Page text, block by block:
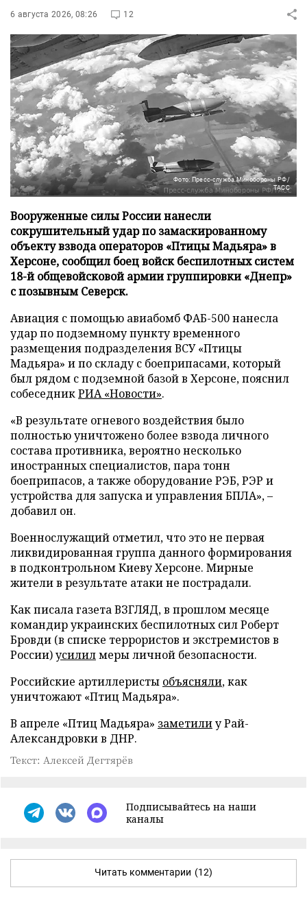
6 августа 2026, 08:26 12
Фото: Пресс-служба Минобороны РФ/
ТАСС
Вооруженные силы России нанесли
сокрушительный удар по замаскированному
объекту взвода операторов «Птицы Мадьяра» в
Херсоне, сообщил боец войск беспилотных систем
18-й общевойсковой армии группировки «Днепр»
с позывным Северск.
Авиация с помощью авиабомб ФАБ-500 нанесла
удар по подземному пункту временного
размещения подразделения ВСУ «Птицы
Мадьяра» и по складу с боеприпасами, который
был рядом с подземной базой в Херсоне, пояснил
собеседникРИА «Новости».
«В результате огневого воздействия было
полностью уничтожено более взвода личного
состава противника, вероятно несколько
иностранных специалистов, пара тонн
боеприпасов, а также оборудование РЭБ, РЭР и
устройства для запуска и управления БПЛА», –
добавил он.
Военнослужащий отметил, что это не первая
ликвидированная группа данного формирования
в подконтрольном Киеву Херсоне. Мирные
жители в результате атаки не пострадали.
Как писала газета ВЗГЛЯД, в прошлом месяце
командир украинских беспилотных сил Роберт
Бровди (в списке террористов и экстремистов в
России)усилилмеры личной безопасности.
Российские артиллеристы объясняли, как
уничтожают «Птиц Мадьяра».
В апреле «Птиц Мадьяра» заметилиу Рай-
Александровки в ДНР.
Текст: Алексей Дегтярёв
Подписывайтесь на наши
каналы
Читать комментарии (12)